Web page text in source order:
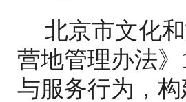
北京市文化
营地管理办法
与服务行为，